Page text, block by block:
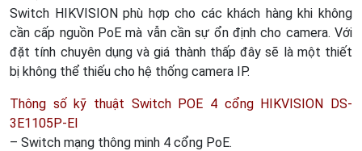
Switch HIKVISION phù hợp cho các khách hàng khi không
cần cấp nguồn PoE mà vẫn cần sự ổn định cho camera. Với
đặt tính chuyên dụng và giá thành thấp đây sẽ là một thiết
bị không thể thiếu cho hệ thống camera IP.
Thông số kỹ thuật Switch POE 4 cổng HIKVISION DS-
3E1105P-EI
– Switch mạng thông minh 4 cổng PoE.